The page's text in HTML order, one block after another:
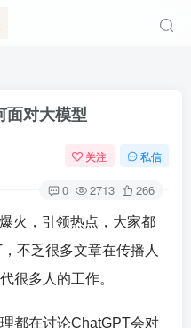
面对大模型
关注 私信
0 2713 266
火，引领热点，大家都
不乏很多文章在传播人
很多人的工作。
都在讨论ChatGPT会对